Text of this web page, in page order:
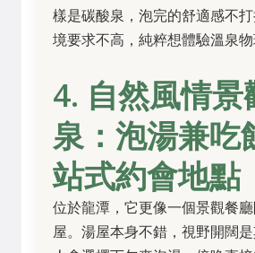
樣是碳酸泉，泡完的舒適感不
境要求不高，純粹想體驗溫泉物
4. 自然風情景
泉：泡湯兼吃
站式約會地點
位於龍潭，它更像一個景觀餐
屋。湯屋本身不錯，視野開闊